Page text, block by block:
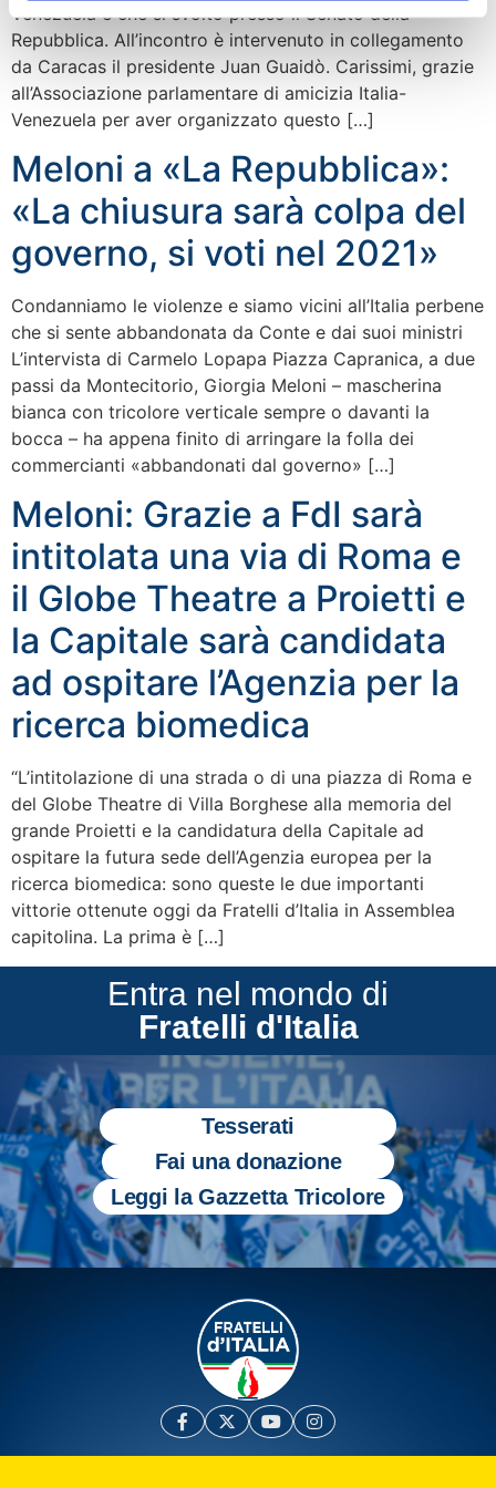
Venezuela e che si svolto presso il Senato della
Repubblica. All’incontro è intervenuto in collegamento
da Caracas il presidente Juan Guaidò. Carissimi, grazie
all’Associazione parlamentare di amicizia Italia-
Venezuela per aver organizzato questo […]
Meloni a «La Repubblica»:
«La chiusura sarà colpa del
governo, si voti nel 2021»
Condanniamo le violenze e siamo vicini all’Italia perbene
che si sente abbandonata da Conte e dai suoi ministri
L’intervista di Carmelo Lopapa Piazza Capranica, a due
passi da Montecitorio, Giorgia Meloni – mascherina
bianca con tricolore verticale sempre o davanti la
bocca – ha appena finito di arringare la folla dei
commercianti «abbandonati dal governo» […]
Meloni: Grazie a FdI sarà
intitolata una via di Roma e
il Globe Theatre a Proietti e
la Capitale sarà candidata
ad ospitare l’Agenzia per la
ricerca biomedica
“L’intitolazione di una strada o di una piazza di Roma e
del Globe Theatre di Villa Borghese alla memoria del
grande Proietti e la candidatura della Capitale ad
ospitare la futura sede dell’Agenzia europea per la
ricerca biomedica: sono queste le due importanti
vittorie ottenute oggi da Fratelli d’Italia in Assemblea
capitolina. La prima è […]
Entra nel mondo di
Fratelli d'Italia
Tesserati
Fai una donazione
Leggi la Gazzetta Tricolore